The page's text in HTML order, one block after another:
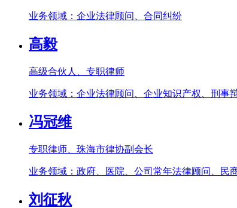
业务领域：企业法律顾问、合同纠纷
高毅
高级合伙人、专职律师
业务领域：企业法律顾问、企业知识产权、刑事
冯冠维
专职律师、珠海市律协副会长
业务领域：政府、医院、公司常年法律顾问、民
刘征秋